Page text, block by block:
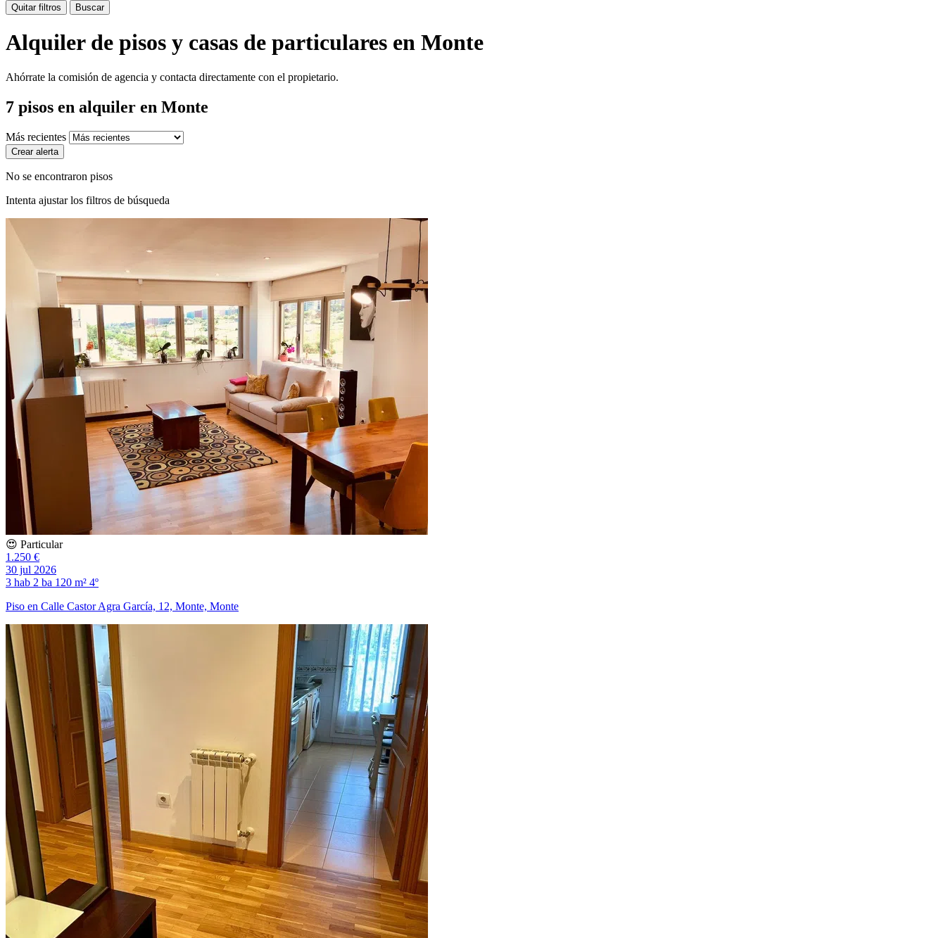
Quitar filtros Buscar
Alquiler de pisos y casas de particulares en Monte
Ahórrate la comisión de agencia y contacta directamente con el propietario.
7 pisos en alquiler en Monte
Más recientes
Crear alerta
No se encontraron pisos
Intenta ajustar los filtros de búsqueda
😍 Particular
1.250 €
30 jul 2026
3 hab 2 ba 120 m² 4º
Piso en Calle Castor Agra García, 12, Monte, Monte